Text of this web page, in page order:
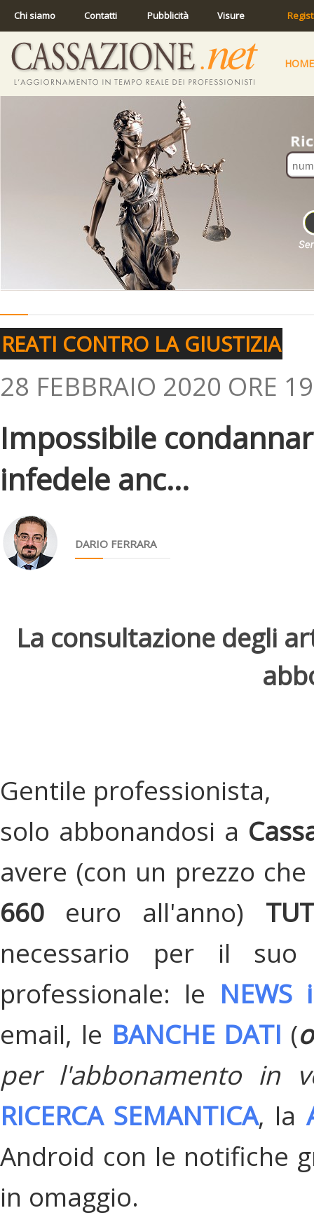
Chi siamo Contatti Pubblicità Visure
HOME
REATI CONTRO LA GIUSTIZIA
28 FEBBRAIO 2020 ORE
Impossibile
infedele anc...
DARIO FERRARA
La consultazione degli
Gentile professionista,
solo abbonandosi a
avere (con un prezzo
660 euro all'anno)
necessario per il suo
professionale: le
email, le BANCHE DATI (
per l'abbonamento in
RICERCA SEMANTICA, la
Android con le notifiche
in omaggio.